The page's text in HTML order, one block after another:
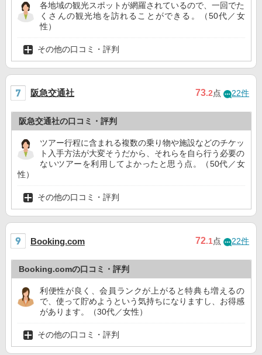
各地域の観光スポットが網羅されているので、一回でた
くさんの観光地を訪れることができる。（50代／女
性）
その他の口コミ・評判
阪急交通社 73.2点 22件
阪急交通社の口コミ・評判
ツアー行程に含まれる複数の乗り物や施設などのチケッ
ト入手方法が大変そうだから、それらを自ら行う必要の
ないツアーを利用してよかったと思う点。（50代／女
性）
その他の口コミ・評判
Booking.com 72.1点 22件
Booking.comの口コミ・評判
利便性が良く、会員ランクが上がると特典も増えるの
で、使って貯めようという気持ちになりますし、お得感
があります。（30代／女性）
その他の口コミ・評判